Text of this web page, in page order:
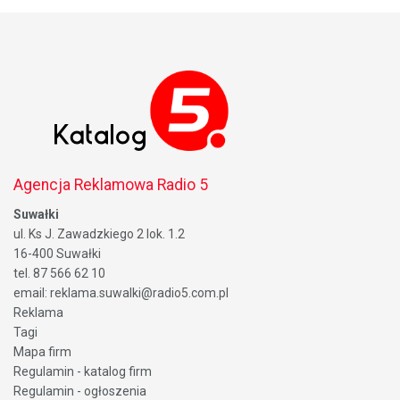
Agencja Reklamowa Radio 5
Suwałki
ul. Ks J. Zawadzkiego 2 lok. 1.2
16-400 Suwałki
tel. 87 566 62 10
email: reklama.suwalki@radio5.com.pl
Reklama
Tagi
Mapa firm
Regulamin - katalog firm
Regulamin - ogłoszenia